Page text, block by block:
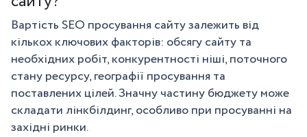
Вартість SEO просування сайту залежить від
кількох ключових факторів: обсягу сайту та
необхідних робіт, конкурентності ніші, поточного
стану ресурсу, географії просування та
поставлених цілей. Значну частину бюджету може
складати лінкбілдинг, особливо при просуванні на
західні ринки.